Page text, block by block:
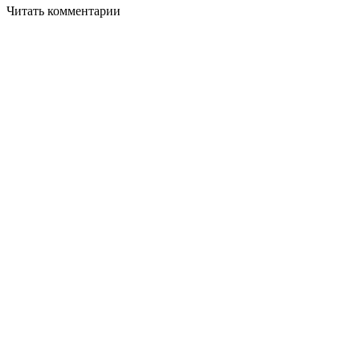
Читать комментарии